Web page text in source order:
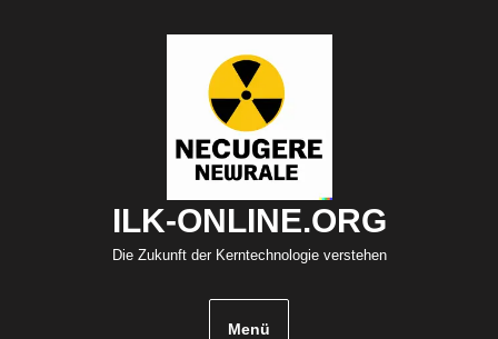
ILK-ONLINE.ORG
Die Zukunft der Kerntechnologie verstehen
Menü